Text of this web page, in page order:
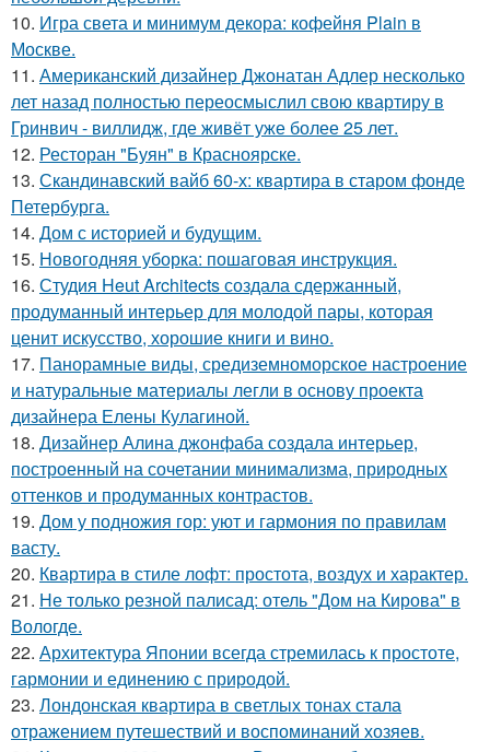
10. Игра света и минимум декора: кофейня Plain в
Москве.
11. Американский дизайнер Джонатан Адлер несколько
лет назад полностью переосмыслил свою квартиру в
Гринвич - виллидж, где живёт уже более 25 лет.
12. Ресторан "Буян" в Красноярске.
13. Скандинавский вайб 60-х: квартира в старом фонде
Петербурга.
14. Дом с историей и будущим.
15. Новогодняя уборка: пошаговая инструкция.
16. Студия Heut Architects создала сдержанный,
продуманный интерьер для молодой пары, которая
ценит искусство, хорошие книги и вино.
17. Панорамные виды, средиземноморское настроение
и натуральные материалы легли в основу проекта
дизайнера Елены Кулагиной.
18. Дизайнер Алина джонфаба создала интерьер,
построенный на сочетании минимализма, природных
оттенков и продуманных контрастов.
19. Дом у подножия гор: уют и гармония по правилам
васту.
20. Квартира в стиле лофт: простота, воздух и характер.
21. Не только резной палисад: отель "Дом на Кирова" в
Вологде.
22. Архитектура Японии всегда стремилась к простоте,
гармонии и единению с природой.
23. Лондонская квартира в светлых тонах стала
отражением путешествий и воспоминаний хозяев.